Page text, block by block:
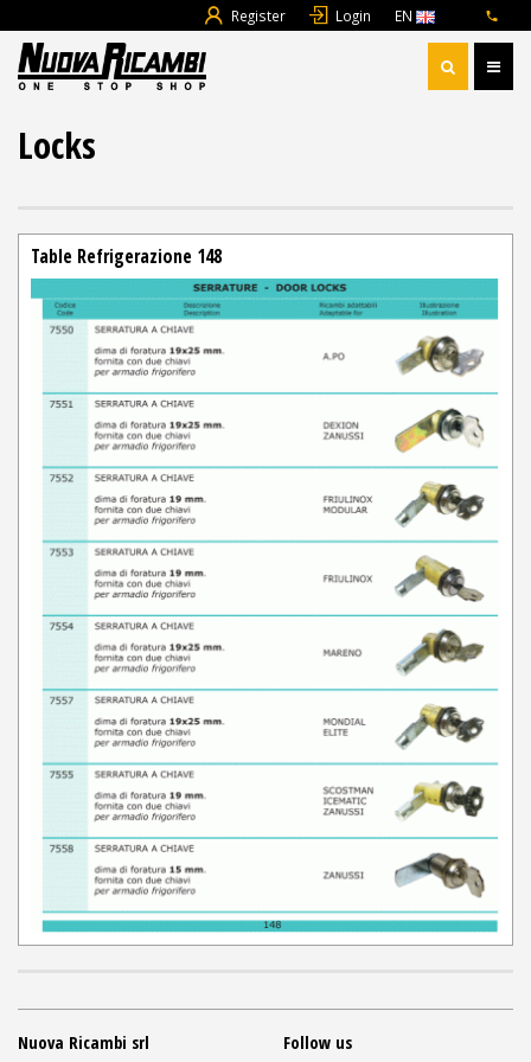
Register Login EN
Locks
Table Refrigerazione 148
Nuova Ricambi srl Follow us